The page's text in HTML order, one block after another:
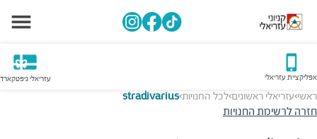
אפליקציית עזריאלי עזריאלי גיפטקארד
ראשי>עזריאלי ראשונים>לכל החנויות>
stradivarius
חזרה לרשימת החנויות